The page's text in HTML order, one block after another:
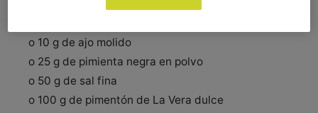
o 10 g de ajo molido
o 25 g de pimienta negra en polvo
o 50 g de sal fina
o 100 g de pimentón de La Vera dulce